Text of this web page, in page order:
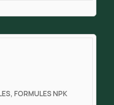
FORMULES NPK